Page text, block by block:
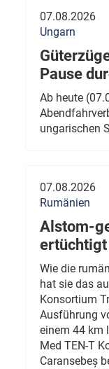
07.08.2026
Ungarn
Pause
Ab heute
ungarischen
07.08.2026
Rumänien
Alstom-
Wie die
hat sie das
Konsortium
Ausführung
einem 44 km
Med TEN-T
Caransebeș